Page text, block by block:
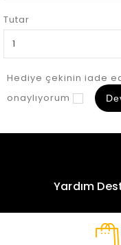
Tutar
Hediye çekinin iade
onaylıyorum
Yardım